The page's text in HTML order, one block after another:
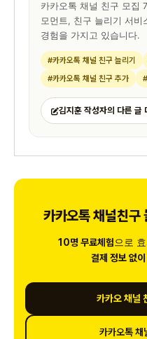
카카오톡 채널 친구 모집
모먼트, 친구 늘리기 서비
경험을 가지고 있습니다.
#카카오톡 채널 친구 늘리기
#카카오톡 채널 친구 추가
김지훈 작성자의 다른 글
카카오톡 채널친구
10명 무료체험으로
결제 정보 없이
카카오 채널
카카오톡 채